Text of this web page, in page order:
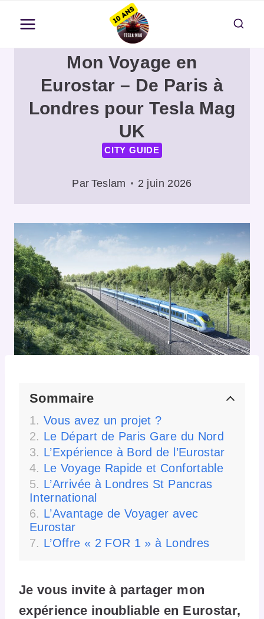
contenu
Mon Voyage en
Eurostar – De Paris à
Londres pour Tesla Mag
UK
CITY GUIDE
Par Teslam 2 juin 2026
Sommaire
Vous avez un projet ?
Le Départ de Paris Gare du Nord
L’Expérience à Bord de l’Eurostar
Le Voyage Rapide et Confortable
L’Arrivée à Londres St Pancras
International
L’Avantage de Voyager avec
Eurostar
L’Offre « 2 FOR 1 » à Londres
Je vous invite à partager mon
expérience inoubliable en Eurostar,